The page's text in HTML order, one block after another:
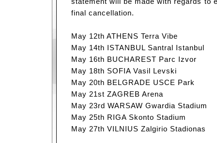
final cancellation.
May 12th ATHENS Terra Vibe
May 14th ISTANBUL Santral Istanbul
May 16th BUCHAREST Parc Izvor
May 18th SOFIA Vasil Levski
May 20th BELGRADE USCE Park
May 21st ZAGREB Arena
May 23rd WARSAW Gwardia Stadium
May 25th RIGA Skonto Stadium
May 27th VILNIUS Zalgirio Stadionas